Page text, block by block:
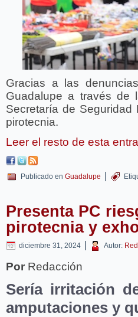
Gracias a las
Guadalupe a través de
Secretaría de
pirotecnia.
Leer el resto de esta
Publicado en Guadalupe |
Presenta PC
pirotecnia y
diciembre 31, 2024 | Autor:
Por Redacción
Sería irritación
amputaciones y